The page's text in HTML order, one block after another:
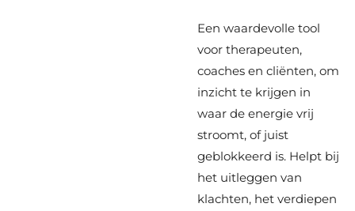
Een waardevolle tool
voor therapeuten,
coaches en cliënten, om
inzicht te krijgen in
waar de energie vrij
stroomt, of juist
geblokkeerd is. Helpt bij
het uitleggen van
klachten, het verdiepen